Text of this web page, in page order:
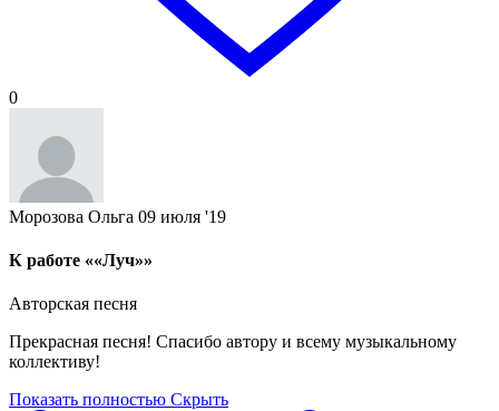
0
Морозова Ольга 09 июля '19
К работе ««Луч»»
Авторская песня
Прекрасная песня! Спасибо автору и всему музыкальному
коллективу!
Показать полностью Скрыть